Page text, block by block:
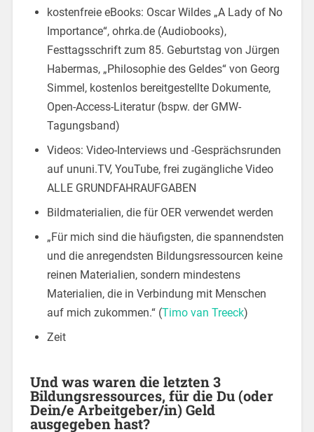
kostenfreie eBooks: Oscar Wildes „A Lady of No
Importance“, ohrka.de (Audiobooks),
Festtagsschrift zum 85. Geburtstag von Jürgen
Habermas, „Philosophie des Geldes“ von Georg
Simmel, kostenlos bereitgestellte Dokumente,
Open-Access-Literatur (bspw. der GMW-
Tagungsband)
Videos: Video-Interviews und -Gesprächsrunden
auf ununi.TV, YouTube, frei zugängliche Video
ALLE GRUNDFAHRAUFGABEN
Bildmaterialien, die für OER verwendet werden
„Für mich sind die häufigsten, die spannendsten
und die anregendsten Bildungsressourcen keine
reinen Materialien, sondern mindestens
Materialien, die in Verbindung mit Menschen
auf mich zukommen.“ (Timo van Treeck)
Zeit
Und was waren die letzten 3
Bildungsressources, für die Du (oder
Dein/e Arbeitgeber/in) Geld
ausgegeben hast?